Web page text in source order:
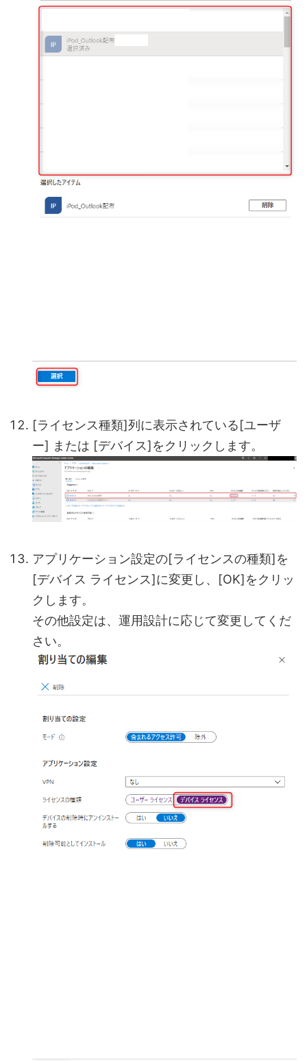
[ライセンス種類]列に表示されている[ユーザ
ー] または [デバイス]をクリックします。
アプリケーション設定の[ライセンスの種類]を
[デバイス ライセンス]に変更し、[OK]をクリッ
クします。
その他設定は、運用設計に応じて変更してくだ
さい。